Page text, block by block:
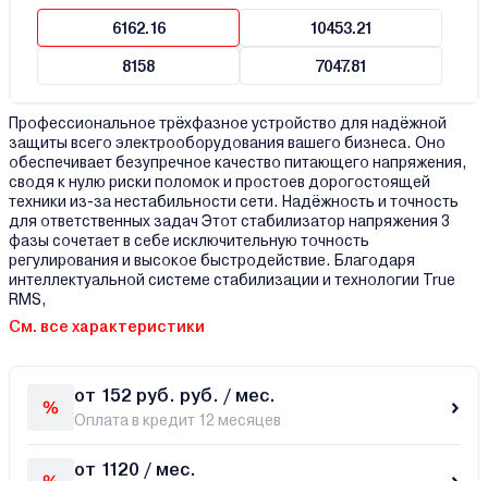
6162.16 10453.21
8158 7047.81
Профессиональное трёхфазное устройство для надёжной
защиты всего электрооборудования вашего бизнеса. Оно
обеспечивает безупречное качество питающего напряжения,
сводя к нулю риски поломок и простоев дорогостоящей
техники из-за нестабильности сети. Надёжность и точность
для ответственных задач Этот стабилизатор напряжения 3
фазы сочетает в себе исключительную точность
регулирования и высокое быстродействие. Благодаря
интеллектуальной системе стабилизации и технологии True
RMS,
См. все характеристики
от 152 руб. руб. / мес.
Оплата в кредит 12 месяцев
от 1120 / мес.